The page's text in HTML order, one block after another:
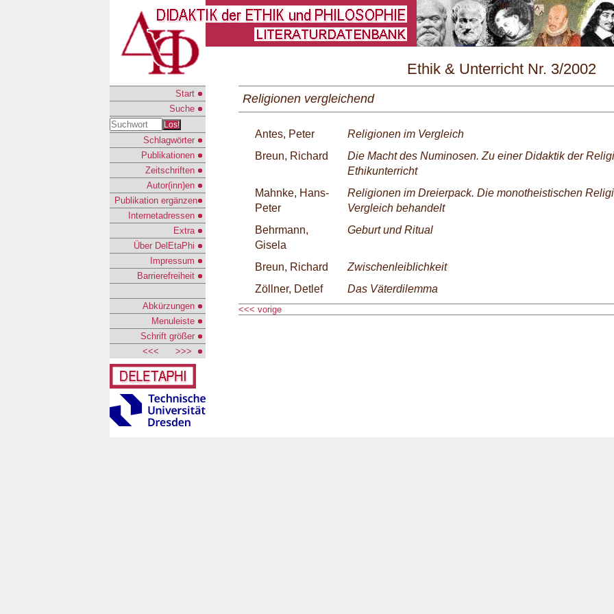
Start
Suche
Los!
Schlagwörter
Publikationen
Zeitschriften
Autor(inn)en
Publikation ergänzen
Internetadressen
Extra
Über DelEtaPhi
Impressum
Barrierefreiheit
Abkürzungen
Menuleiste
Schrift größer
<<<
>>>
Ethik & Unterricht Nr. 3/2002
Religionen vergleichend
Antes, Peter
Religionen im Vergleich
Breun, Richard
Die Macht des Numinosen. Zu einer Didaktik der
Ethikunterricht
Mahnke, Hans-
Peter
Religionen im Dreierpack. Die monotheistischen
Vergleich behandelt
Behrmann,
Gisela
Geburt und Ritual
Breun, Richard
Zwischenleiblichkeit
Zöllner, Detlef
Das Väterdilemma
<<< vorige